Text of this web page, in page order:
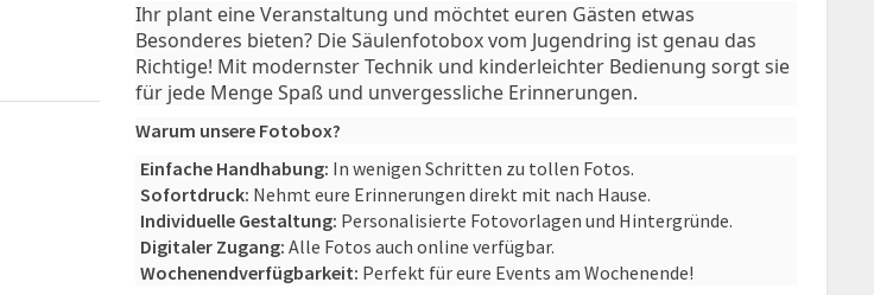
Ihr plant eine Veranstaltung und möchtet euren Gästen etwas
Besonderes bieten? Die Säulenfotobox vom Jugendring ist genau das
Richtige! Mit modernster Technik und kinderleichter Bedienung sorgt sie
für jede Menge Spaß und unvergessliche Erinnerungen.
Warum unsere Fotobox?
Einfache Handhabung: In wenigen Schritten zu tollen Fotos.
Sofortdruck: Nehmt eure Erinnerungen direkt mit nach Hause.
Individuelle Gestaltung: Personalisierte Fotovorlagen und Hintergründe.
Digitaler Zugang: Alle Fotos auch online verfügbar.
Wochenendverfügbarkeit: Perfekt für eure Events am Wochenende!